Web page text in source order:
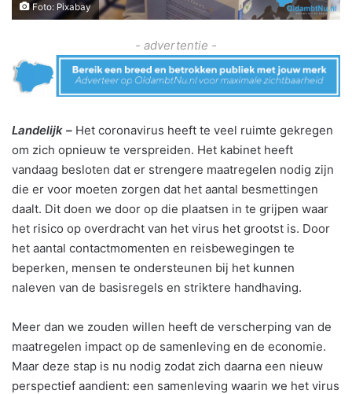
Foto: Pixabay
- advertentie -
Landelijk – Het coronavirus heeft te veel ruimte gekregen
om zich opnieuw te verspreiden. Het kabinet heeft
vandaag besloten dat er strengere maatregelen nodig zijn
die er voor moeten zorgen dat het aantal besmettingen
daalt. Dit doen we door op die plaatsen in te grijpen waar
het risico op overdracht van het virus het grootst is. Door
het aantal contactmomenten en reisbewegingen te
beperken, mensen te ondersteunen bij het kunnen
naleven van de basisregels en striktere handhaving.
Meer dan we zouden willen heeft de verscherping van de
maatregelen impact op de samenleving en de economie.
Maar deze stap is nu nodig zodat zich daarna een nieuw
perspectief aandient: een samenleving waarin we het virus